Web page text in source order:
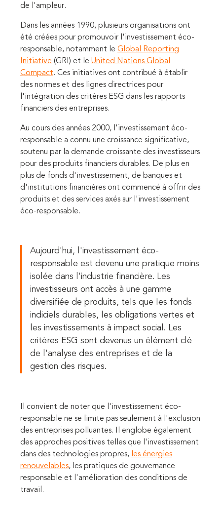
de l'ampleur.
Dans les années 1990, plusieurs organisations ont
été créées pour promouvoir l'investissement éco-
responsable, notamment le Global Reporting
Initiative (GRI) et le United Nations Global
Compact. Ces initiatives ont contribué à établir
des normes et des lignes directrices pour
l'intégration des critères ESG dans les rapports
financiers des entreprises.
Au cours des années 2000, l'investissement éco-
responsable a connu une croissance significative,
soutenu par la demande croissante des investisseurs
pour des produits financiers durables. De plus en
plus de fonds d'investissement, de banques et
d'institutions financières ont commencé à offrir des
produits et des services axés sur l'investissement
éco-responsable.
Aujourd'hui, l'investissement éco-
responsable est devenu une pratique moins
isolée dans l'industrie financière. Les
investisseurs ont accès à une gamme
diversifiée de produits, tels que les fonds
indiciels durables, les obligations vertes et
les investissements à impact social. Les
critères ESG sont devenus un élément clé
de l'analyse des entreprises et de la
gestion des risques.
Il convient de noter que l'investissement éco-
responsable ne se limite pas seulement à l'exclusion
des entreprises polluantes. Il englobe également
des approches positives telles que l'investissement
dans des technologies propres, les énergies
renouvelables, les pratiques de gouvernance
responsable et l'amélioration des conditions de
travail.